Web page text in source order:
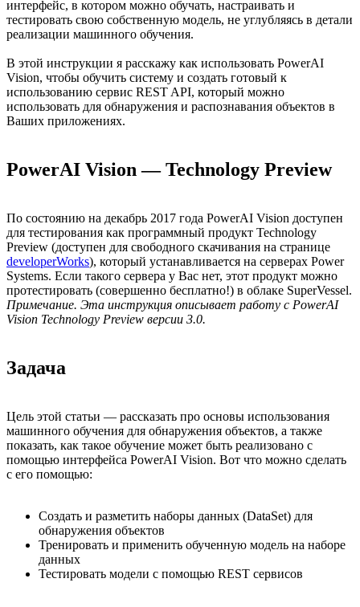
интерфейс, в котором можно обучать, настраивать и
тестировать свою собственную модель, не углубляясь в детали
реализации машинного обучения.
В этой инструкции я расскажу как использовать PowerAI
Vision, чтобы обучить систему и создать готовый к
использованию сервис REST API, который можно
использовать для обнаружения и распознавания объектов в
Ваших приложениях.
PowerAI Vision — Technology Preview
По состоянию на декабрь 2017 года PowerAI Vision доступен
для тестирования как программный продукт Technology
Preview (доступен для свободного скачивания на странице
developerWorks), который устанавливается на серверах Power
Systems. Если такого сервера у Вас нет, этот продукт можно
протестировать (совершенно бесплатно!) в облаке SuperVessel.
Примечание. Эта инструкция описывает работу с PowerAI
Vision Technology Preview версии 3.0.
Задача
Цель этой статьи — рассказать про основы использования
машинного обучения для обнаружения объектов, а также
показать, как такое обучение может быть реализовано с
помощью интерфейса PowerAI Vision. Вот что можно сделать
с его помощью:
Создать и разметить наборы данных (DataSet) для
обнаружения объектов
Тренировать и применить обученную модель на наборе
данных
Тестировать модели с помощью REST сервисов